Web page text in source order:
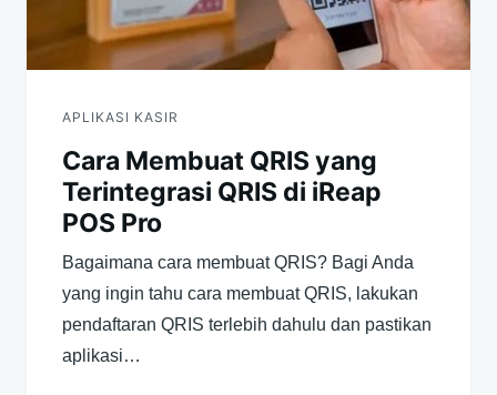
APLIKASI KASIR
Cara Membuat QRIS yang
Terintegrasi QRIS di iReap
POS Pro
Bagaimana cara membuat QRIS? Bagi Anda
yang ingin tahu cara membuat QRIS, lakukan
pendaftaran QRIS terlebih dahulu dan pastikan
aplikasi…